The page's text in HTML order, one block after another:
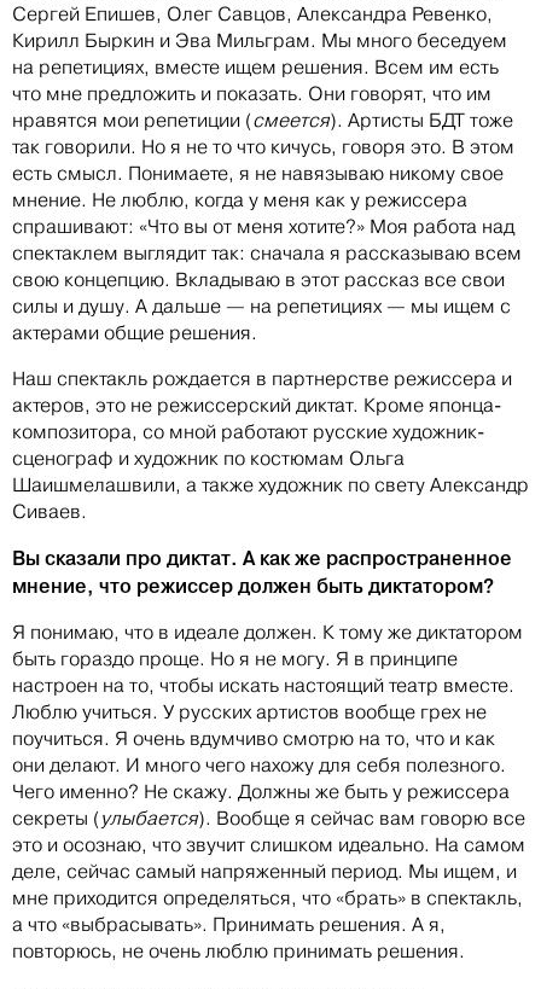
Сергей Епишев, Олег Савцов, Александра Ревенко,
Кирилл Быркин и Эва Мильграм. Мы много беседуем
на репетициях, вместе ищем решения. Всем им есть
что мне предложить и показать. Они говорят, что им
нравятся мои репетиции (смеется). Артисты БДТ тоже
так говорили. Но я не то что кичусь, говоря это. В этом
есть смысл. Понимаете, я не навязываю никому свое
мнение. Не люблю, когда у меня как у режиссера
спрашивают: «Что вы от меня хотите?» Моя работа над
спектаклем выглядит так: сначала я рассказываю всем
свою концепцию. Вкладываю в этот рассказ все свои
силы и душу. А дальше — на репетициях — мы ищем с
актерами общие решения.
Наш спектакль рождается в партнерстве режиссера и
актеров, это не режиссерский диктат. Кроме японца-
композитора, со мной работают русские художник-
сценограф и художник по костюмам Ольга
Шаишмелашвили, а также художник по свету Александр
Сиваев.
Вы сказали про диктат. А как же распространенное
мнение, что режиссер должен быть диктатором?
Я понимаю, что в идеале должен. К тому же диктатором
быть гораздо проще. Но я не могу. Я в принципе
настроен на то, чтобы искать настоящий театр вместе.
Люблю учиться. У русских артистов вообще грех не
поучиться. Я очень вдумчиво смотрю на то, что и как
они делают. И много чего нахожу для себя полезного.
Чего именно? Не скажу. Должны же быть у режиссера
секреты ( улыбается). Вообще я сейчас вам говорю все
это и осознаю, что звучит слишком идеально. На самом
деле, сейчас самый напряженный период. Мы ищем, и
мне приходится определяться, что «брать» в спектакль,
а что «выбрасывать». Принимать решения. А я,
повторюсь, не очень люблю принимать решения.